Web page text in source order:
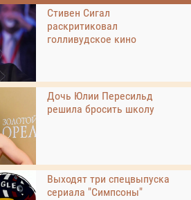
Стивен Сигал
раскритиковал
голливудское кино
Дочь Юлии Пересильд
решила бросить школу
Выходят три спецвыпуска
сериала "Симпсоны"